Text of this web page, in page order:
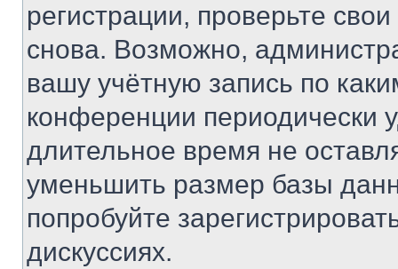
регистрации, проверьте
снова. Возможно,
вашу учётную запись по
конференции периодически
длительное время не
уменьшить размер базы
попробуйте
дискуссиях.